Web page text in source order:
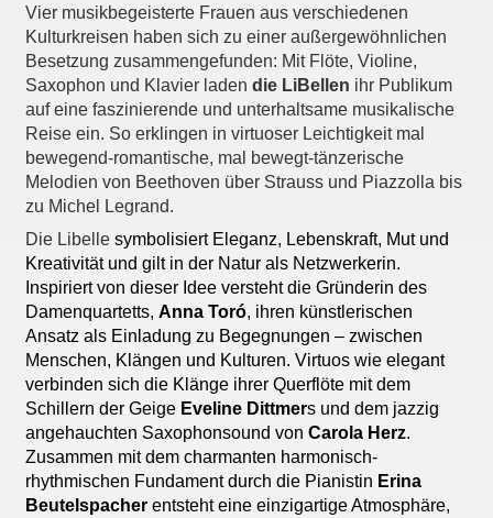
Vier musikbegeisterte Frauen aus verschiedenen
Kulturkreisen haben sich zu einer außergewöhnlichen
Besetzung zusammengefunden: Mit Flöte, Violine,
Saxophon und Klavier laden die LiBellen ihr Publikum
auf eine faszinierende und unterhaltsame musikalische
Reise ein. So erklingen in virtuoser Leichtigkeit mal
bewegend-romantische, mal bewegt-tänzerische
Melodien von Beethoven über Strauss und Piazzolla bis
zu Michel Legrand.
Die Libelle symbolisiert Eleganz, Lebenskraft, Mut und
Kreativität und gilt in der Natur als Netzwerkerin.
Inspiriert von dieser Idee versteht die Gründerin des
Damenquartetts, Anna Toró, ihren künstlerischen
Ansatz als Einladung zu Begegnungen – zwischen
Menschen, Klängen und Kulturen. Virtuos wie elegant
verbinden sich die Klänge ihrer Querflöte mit dem
Schillern der Geige Eveline Dittmers und dem jazzig
angehauchten Saxophonsound von Carola Herz.
Zusammen mit dem charmanten harmonisch-
rhythmischen Fundament durch die Pianistin Erina
Beutelspacher entsteht eine einzigartige Atmosphäre,